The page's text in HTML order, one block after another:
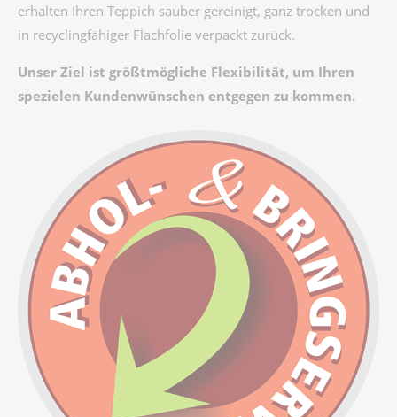
erhalten Ihren Teppich sauber gereinigt, ganz trocken und
in recyclingfähiger Flachfolie verpackt zurück.
Unser Ziel ist größtmögliche Flexibilität, um Ihren
spezielen Kundenwünschen entgegen zu kommen.